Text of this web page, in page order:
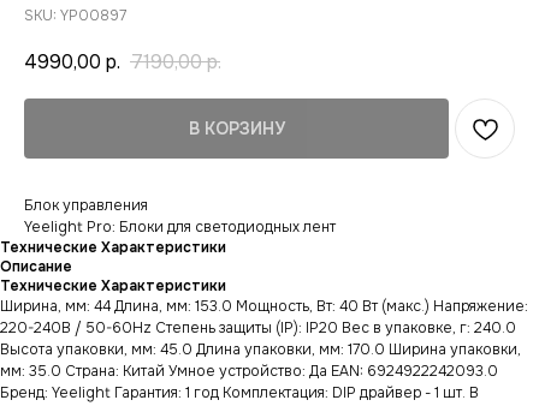
SKU: YP00897
4990,00 р. 7190,00р.
В КОРЗИНУ
Блок управления
Yeelight Pro: Блоки для светодиодных лент
Технические Характеристики
Описание
Технические Характеристики
Ширина, мм: 44 Длина, мм: 153.0 Мощность, Вт: 40 Вт (макс.) Напряжение:
220-240В / 50-60Hz Степень защиты (IP): IP20 Вес в упаковке, г: 240.0
Высота упаковки, мм: 45.0 Длина упаковки, мм: 170.0 Ширина упаковки,
мм: 35.0 Страна: Китай Умное устройство: Да EAN: 6924922242093.0
Бренд: Yeelight Гарантия: 1 год Комплектация: DIP драйвер - 1 шт. В